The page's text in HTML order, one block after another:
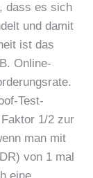
dass es sich
und damit
ist das
Online-
Test-
1/2 zur
man mit
von 1 mal